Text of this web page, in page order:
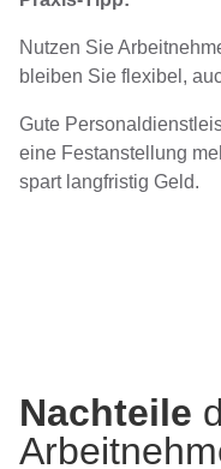
Nutzen Sie
bleiben Sie flexibel,
Gute
eine Festanstellung
spart langfristig Geld.
Nachteile